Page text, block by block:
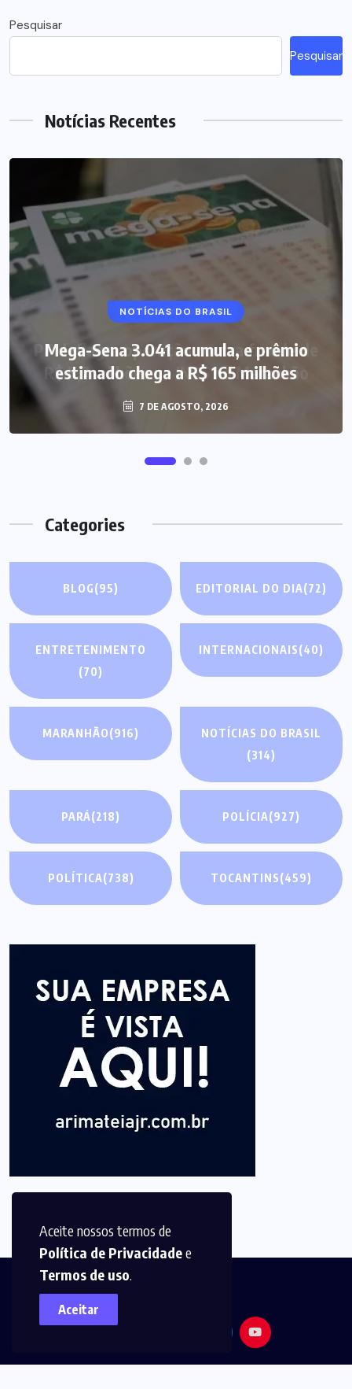
Aceite nossos termos de
Política de Privacidadee
Termos de uso.
Aceitar
Pesquisar
Pesquisar
Notícias Recentes
NOTÍCIAS DO BRASIL
Mega-Sena 3.041 acumula, e prêmio
estimado chega a R$ 165 milhões
7 DE AGOSTO, 2026
Categories
BLOG(95) EDITORIAL DO DIA(72)
ENTRETENIMENTO
(70)
INTERNACIONAIS(40)
MARANHÃO(916)
NOTÍCIAS DO BRASIL
(314)
PARÁ(218) POLÍCIA(927)
POLÍTICA(738) TOCANTINS(459)